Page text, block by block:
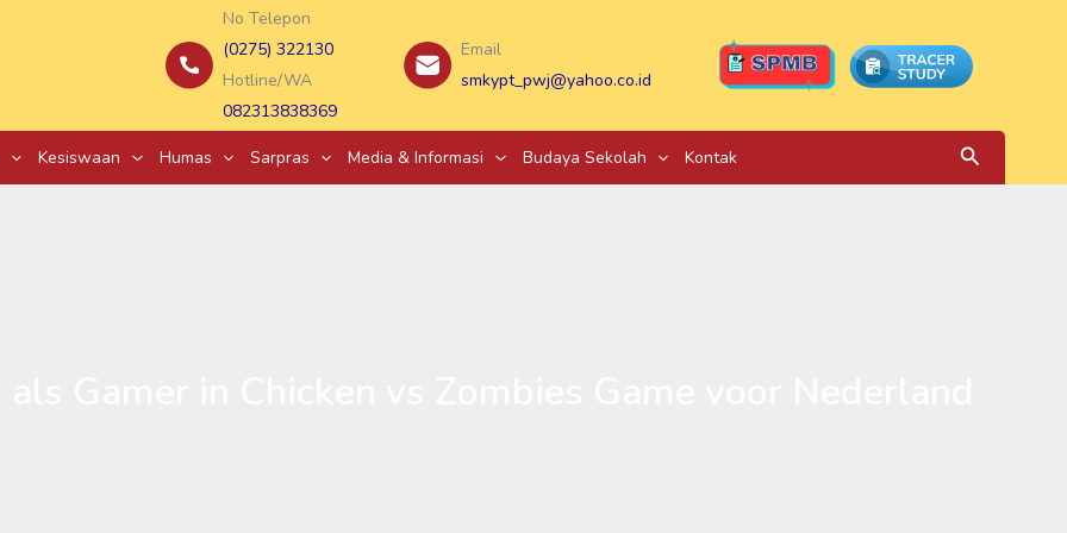
No Telepon
(0275) 322130
Hotline/WA
082313838369
Email
smkypt_pwj@yahoo.co.id
Kesiswaan Humas Sarpras Media & Informasi Budaya Sekolah Kontak Search